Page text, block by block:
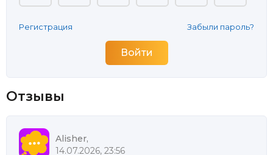
Регистрация Забыли пароль?
Отзывы
Alisher,
14.07.2026, 23:56